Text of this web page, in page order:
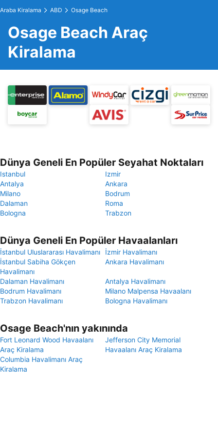
Araba Kiralama ABD Osage Beach
Osage Beach Araç
Kiralama
Dünya Geneli En Popüler Seyahat Noktaları
Istanbul
Izmir
Antalya
Ankara
Milano
Bodrum
Dalaman
Roma
Bologna
Trabzon
Dünya Geneli En Popüler Havaalanları
İstanbul Uluslararası Havalimanı
İzmir Havalimanı
İstanbul Sabiha Gökçen
Havalimanı
Ankara Havalimanı
Dalaman Havalimanı
Antalya Havalimanı
Bodrum Havalimanı
Milano Malpensa Havaalanı
Trabzon Havalimanı
Bologna Havalimanı
Osage Beach'nın yakınında
Fort Leonard Wood Havaalanı
Araç Kiralama
Jefferson City Memorial
Havaalanı Araç Kiralama
Columbia Havalimanı Araç
Kiralama